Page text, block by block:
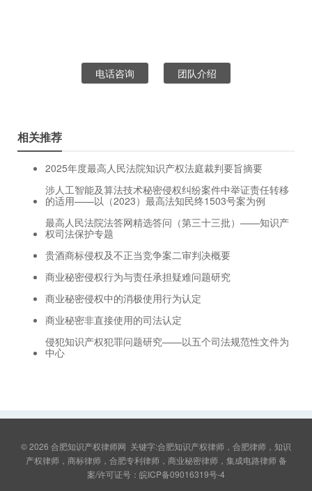
电话咨询 团队介绍
相关推荐
2025年度最高人民法院知识产权法庭裁判要旨摘要
涉人工智能及算法技术秘密侵权纠纷案件中举证责任转移
的适用——以（2023）最高法知民终1503号案为例
最高人民法院法答网精选答问（第三十三批）——知识产
权司法保护专题
贵酒商标侵权及不正当竞争案二审判决概要
商业秘密侵权行为与责任承担疑难问题研究
商业秘密侵权中的消极使用行为认定
商业秘密非直接使用的司法认定
侵犯知识产权犯罪问题研究——以五个司法规范性文件为
中心
© 2026 合肥知识产权律师网 关键字:合肥知识产权律师，合肥律师，知识
产权律师，商标律师，合肥专利律师，商业秘密律师，集成电路律师 备
案/许可证号： 皖ICP备09016319号-4